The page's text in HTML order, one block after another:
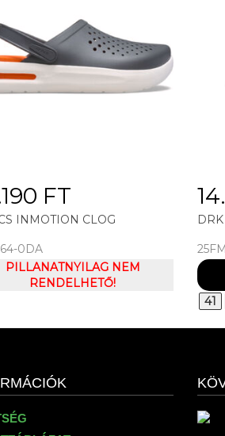
FT
INMOTION CLOG
0DA
PILLANATNYILAG NEM
RENDELHETŐ!
41